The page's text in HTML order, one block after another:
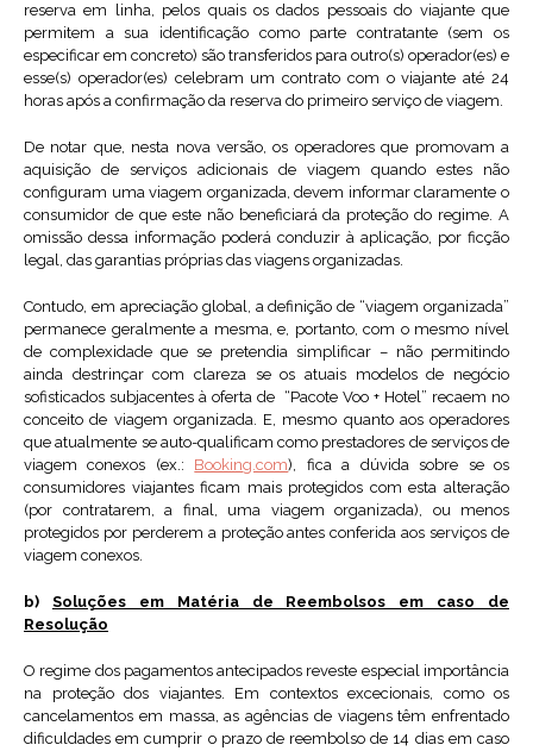
reserva em linha, pelos quais os dados pessoais do viajante que
permitem a sua identificação como parte contratante (sem os
especificar em concreto) são transferidos para outro(s) operador(es) e
esse(s) operador(es) celebram um contrato com o viajante até 24
horas após a confirmação da reserva do primeiro serviço de viagem.
De notar que, nesta nova versão, os operadores que promovam a
aquisição de serviços adicionais de viagem quando estes não
configuram uma viagem organizada, devem informar claramente o
consumidor de que este não beneficiará da proteção do regime. A
omissão dessa informação poderá conduzir à aplicação, por ficção
legal, das garantias próprias das viagens organizadas.
Contudo, em apreciação global, a definição de “viagem organizada”
permanece geralmente a mesma, e, portanto, com o mesmo nível
de complexidade que se pretendia simplificar – não permitindo
ainda destrinçar com clareza se os atuais modelos de negócio
sofisticados subjacentes à oferta de “Pacote Voo + Hotel” recaem no
conceito de viagem organizada. E, mesmo quanto aos operadores
que atualmente se auto-qualificam como prestadores de serviços de
viagem conexos (ex.: Booking.com), fica a dúvida sobre se os
consumidores viajantes ficam mais protegidos com esta alteração
(por contratarem, a final, uma viagem organizada), ou menos
protegidos por perderem a proteção antes conferida aos serviços de
viagem conexos.
b) Soluções em Matéria de Reembolsos em caso de
Resolução
O regime dos pagamentos antecipados reveste especial importância
na proteção dos viajantes. Em contextos excecionais, como os
cancelamentos em massa, as agências de viagens têm enfrentado
dificuldades em cumprir o prazo de reembolso de 14 dias em caso